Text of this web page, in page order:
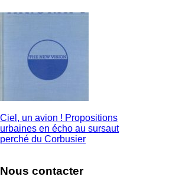
Ciel, un avion ! Propositions
urbaines en écho au sursaut
perché du Corbusier
Nous contacter